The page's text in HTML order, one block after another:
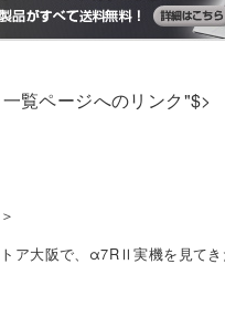
覧ページへのリンク"$>
ア大阪で、α7RⅡ実機を見て